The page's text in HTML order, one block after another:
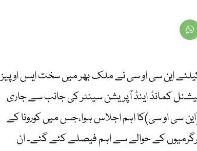
کیلئے این سی او سی نے ملک بھر میں سخت ایس او پیز
کمانڈ اینڈ آپریشن سینٹر کی جانب سے جاری
سی او سی)کا اہم اجلاس ہوا،جس میں کورونا کے
کے حوالے سے اہم فیصلے کئے گئے۔ ان